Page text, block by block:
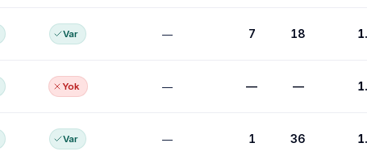
Var — 7 18
Yok — — —
Var — 1 36